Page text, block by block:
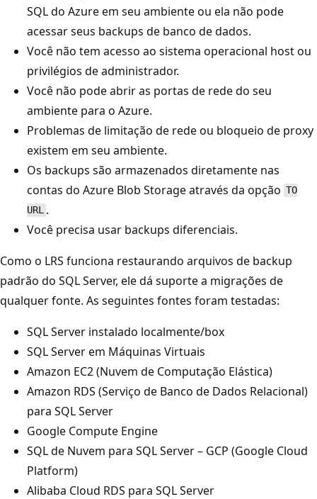
SQL do Azure em seu ambiente ou ela não pode
acessar seus backups de banco de dados.
Você não tem acesso ao sistema operacional host ou
privilégios de administrador.
Você não pode abrir as portas de rede do seu
ambiente para o Azure.
Problemas de limitação de rede ou bloqueio de proxy
existem em seu ambiente.
Os backups são armazenados diretamente nas
contas do Azure Blob Storage através da opção TO
URL.
Você precisa usar backups diferenciais.
Como o LRS funciona restaurando arquivos de backup
padrão do SQL Server, ele dá suporte a migrações de
qualquer fonte. As seguintes fontes foram testadas:
SQL Server instalado localmente/box
SQL Server em Máquinas Virtuais
Amazon EC2 (Nuvem de Computação Elástica)
Amazon RDS (Serviço de Banco de Dados Relacional)
para SQL Server
Google Compute Engine
SQL de Nuvem para SQL Server – GCP (Google Cloud
Platform)
Alibaba Cloud RDS para SQL Server